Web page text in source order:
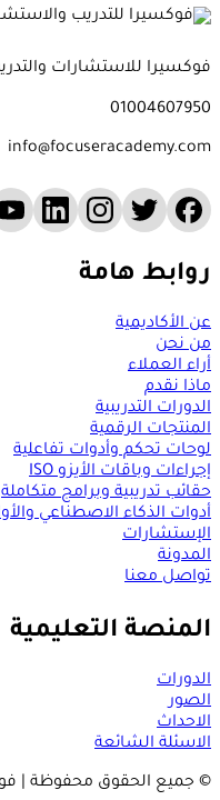
فوكسيرا للاستشارات
01004607950
info@focuseracademy.com
روابط هامة
عن الأكاديمية
من نحن
أراء العملاء
ماذا نقدم
الدورات التدريبية
المنتجات الرقمية
لوحات تحكم وأدوات تفاعلية
إجراءات وباقات الأيزو ISO
حقائب تدريبية وبرامج متكاملة
أدوات الذكاء الاصطناعي
الإستشارات
المدونة
تواصل معنا
المنصة التعليمية
الدورات
الصور
الاحداث
الاسئلة الشائعة
© جميع الحقوق محفوظة |